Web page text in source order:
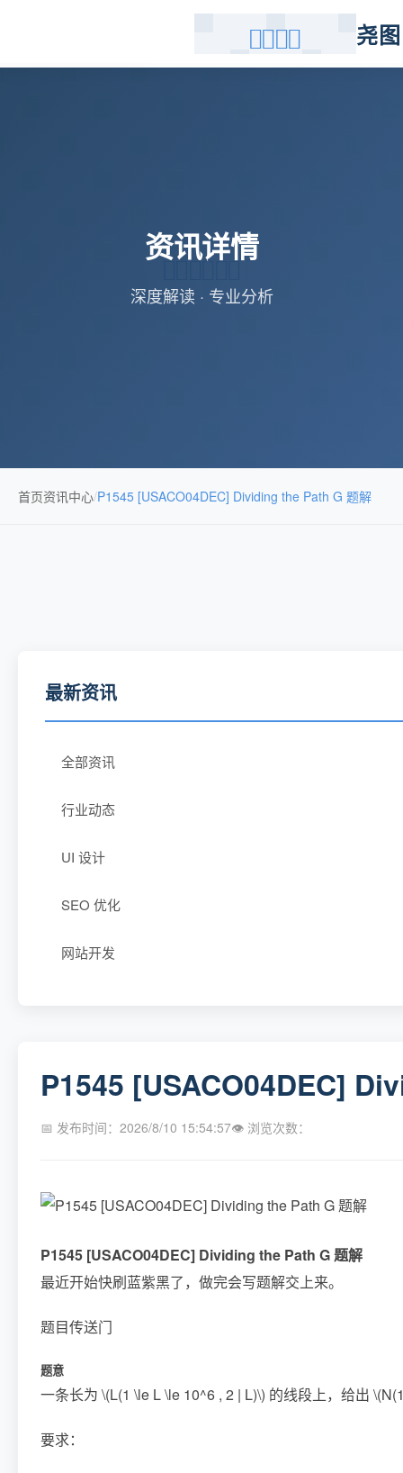
尧
资讯详情
深度解读 · 专业分析
首页资讯中心/P1545 [USACO04DEC] Dividing the Path G 题解
最新资讯
全部资讯
行业动态
UI 设计
SEO 优化
网站开发
P1545 [USACO04DEC]
📅 发布时间：2026/8/10 15:54:57👁 浏览次数：
P1545 [USACO04DEC] Dividing the Path G 题解
最近开始快刷蓝紫黑了，做完会写题解交上来。
题目传送门
题意
一条长为 \(L(1 \le L \le 10^6 , 2 | L)\) 的线段上，给出
要求：